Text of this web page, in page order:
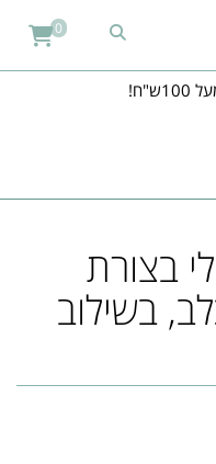
0
בצורת
בשילוב